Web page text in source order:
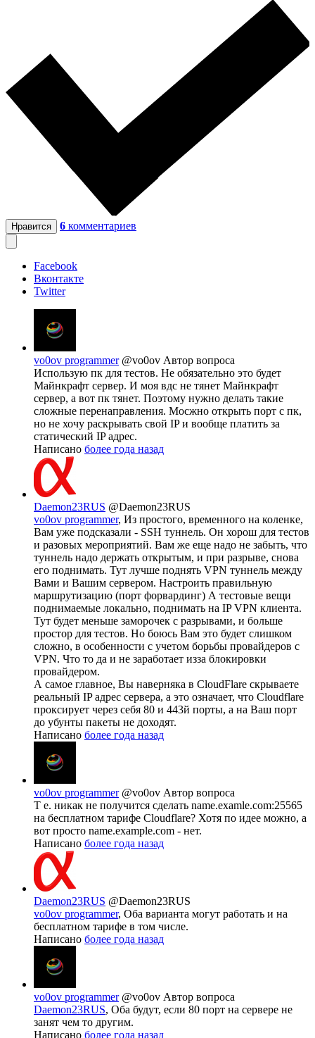
Нравится 6 комментариев
Facebook
Вконтакте
Twitter
vo0ov programmer @vo0ov Автор вопроса
Использую пк для тестов. Не обязательно это будет
Майнкрафт сервер. И моя вдс не тянет Майнкрафт
сервер, а вот пк тянет. Поэтому нужно делать такие
сложные перенаправления. Мосжно открыть порт с пк,
но не хочу раскрывать свой IP и вообще платить за
статический IP адрес.
Написано более года назад
Daemon23RUS @Daemon23RUS
vo0ov programmer, Из простого, временного на коленке,
Вам уже подсказали - SSH туннель. Он хорош для тестов
и разовых мероприятий. Вам же еще надо не забыть, что
туннель надо держать открытым, и при разрыве, снова
его поднимать. Тут лучше поднять VPN туннель между
Вами и Вашим сервером. Настроить правильную
маршрутизацию (порт форвардинг) А тестовые вещи
поднимаемые локально, поднимать на IP VPN клиента.
Тут будет меньше заморочек с разрывами, и больше
простор для тестов. Но боюсь Вам это будет слишком
сложно, в особенности с учетом борьбы провайдеров с
VPN. Что то да и не заработает изза блокировки
провайдером.
А самое главное, Вы наверняка в CloudFlare скрываете
реальный IP адрес сервера, а это означает, что Cloudflare
проксирует через себя 80 и 443й порты, а на Ваш порт
до убунты пакеты не доходят.
Написано более года назад
vo0ov programmer @vo0ov Автор вопроса
Т е. никак не получится сделать name.examle.com:25565
на бесплатном тарифе Cloudflare? Хотя по идее можно, а
вот просто name.example.com - нет.
Написано более года назад
Daemon23RUS @Daemon23RUS
vo0ov programmer, Оба варианта могут работать и на
бесплатном тарифе в том числе.
Написано более года назад
vo0ov programmer @vo0ov Автор вопроса
Daemon23RUS, Оба будут, если 80 порт на сервере не
занят чем то другим.
Написано более года назад